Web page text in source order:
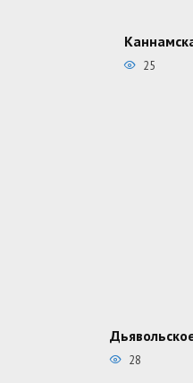
25
28